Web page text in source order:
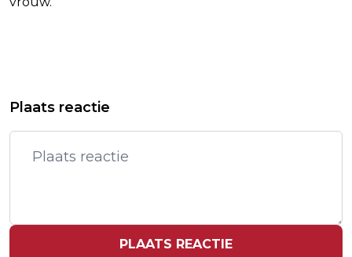
AVENGERS-FILMS VOORLOPIG UIT
KONINGIN MÁXIMA OPENT OMRIN-
KANTOOR VAN GERECYCLEDE
MATERIALEN
Plaats reactie
PLAATS REACTIE